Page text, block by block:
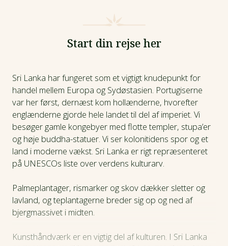
Prisinfo
Dagsprogram
Hotel
Praktiske oplysninger
Start din rejse her
Sri Lanka har fungeret som et vigtigt knudepunkt for
handel mellem Europa og Sydøstasien. Portugiserne
var her først, dernæst kom hollænderne, hvorefter
englænderne gjorde hele landet til del af imperiet. Vi
besøger gamle kongebyer med flotte templer, stupa’er
og høje buddha-statuer. Vi ser kolonitidens spor og et
land i moderne vækst. Sri Lanka er rigt repræsenteret
på UNESCOs liste over verdens kulturarv.
Palmeplantager, rismarker og skov dækker sletter og
lavland, og teplantagerne breder sig op og ned af
bjergmassivet i midten.
Kunsthåndværk er en vigtig del af kulturen. I Sri Lanka